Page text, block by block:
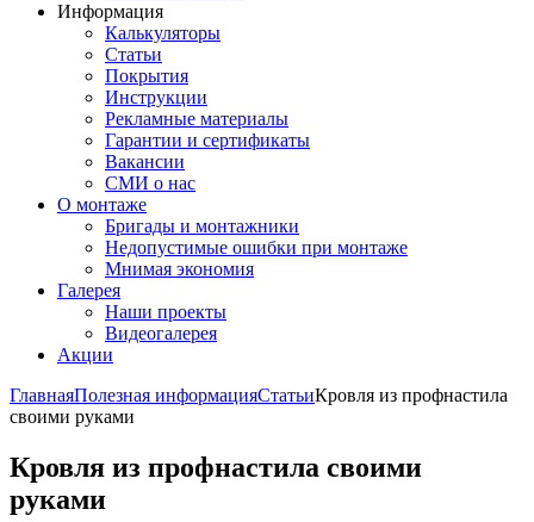
Информация
Калькуляторы
Статьи
Покрытия
Инструкции
Рекламные материалы
Гарантии и сертификаты
Вакансии
СМИ о нас
О монтаже
Бригады и монтажники
Недопустимые ошибки при монтаже
Мнимая экономия
Галерея
Наши проекты
Видеогалерея
Акции
ГлавнаяПолезная информацияСтатьиКровля из профнастила
своими руками
Кровля из профнастила своими
руками